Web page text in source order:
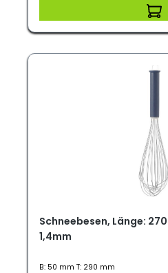
Schneebesen, Länge:
1,4mm
B: 50 mm T: 290 mm